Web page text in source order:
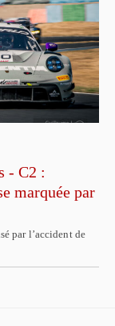
- C2 :
marquée par
par l’accident de